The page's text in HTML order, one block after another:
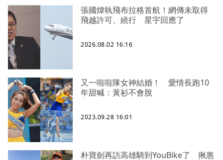
張國煒執飛布拉格首航！網傳未取得
飛越許可、繞行 星宇回應了
2026.08.02 16:16
又一啦啦隊女神結婚！ 愛情長跑10
年甜喊：黃衫不會脫
2023.09.28 16:01
朴寶劍再訪高雄騎到YouBike了 揪惠